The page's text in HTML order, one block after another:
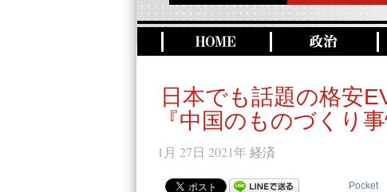
日本でも話題の格安
『中国のものづくり
1月 27日 2021年 経済
Pocket